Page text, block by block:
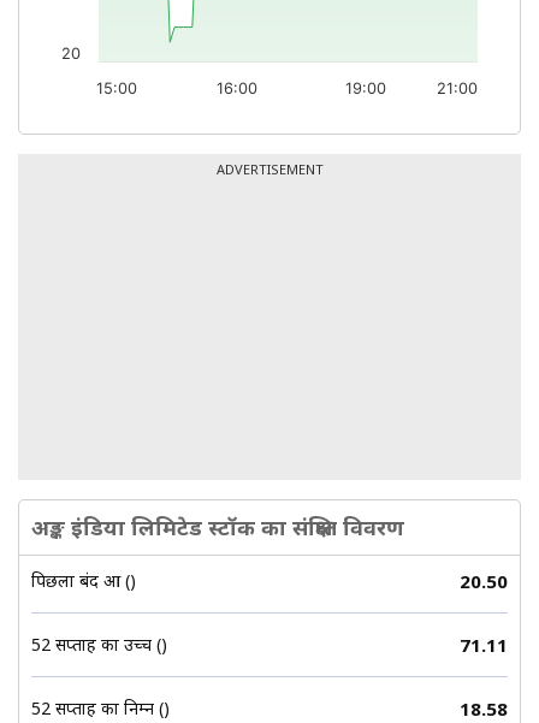
15:00 16:00 19:00 21:00
20
ADVERTISEMENT
अङ्क इंडिया लिमिटेड स्टॉक का संक्षिप्त विवरण
पिछला बंद हुआ (₹) 20.50
52 सप्ताह का उच्च (₹) 71.11
52 सप्ताह का निम्न (₹) 18.58